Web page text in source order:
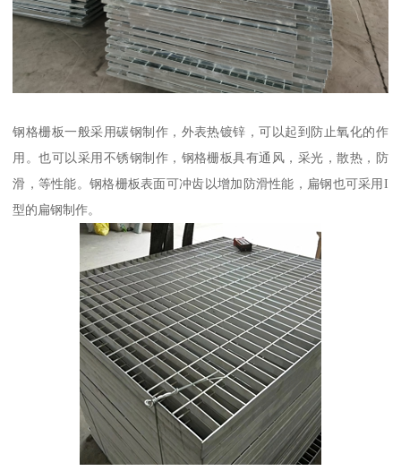
钢格栅板一般采用碳钢制作，外表热镀锌，可以起到防止氧化的作
用。也可以采用不锈钢制作，钢格栅板具有通风，采光，散热，防
滑，等性能。钢格栅板表面可冲齿以增加防滑性能，扁钢也可采用I
型的扁钢制作。